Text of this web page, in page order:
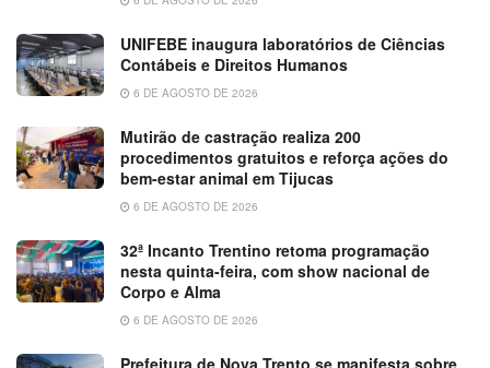
UNIFEBE inaugura laboratórios de Ciências
Contábeis e Direitos Humanos
6 DE AGOSTO DE 2026
Mutirão de castração realiza 200
procedimentos gratuitos e reforça ações do
bem-estar animal em Tijucas
6 DE AGOSTO DE 2026
32ª Incanto Trentino retoma programação
nesta quinta-feira, com show nacional de
Corpo e Alma
6 DE AGOSTO DE 2026
Prefeitura de Nova Trento se manifesta sobre